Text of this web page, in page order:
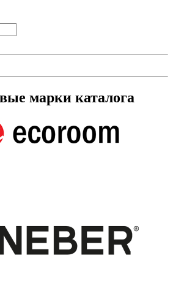
марки каталога